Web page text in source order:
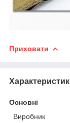
Приховати
Основні
Виробник